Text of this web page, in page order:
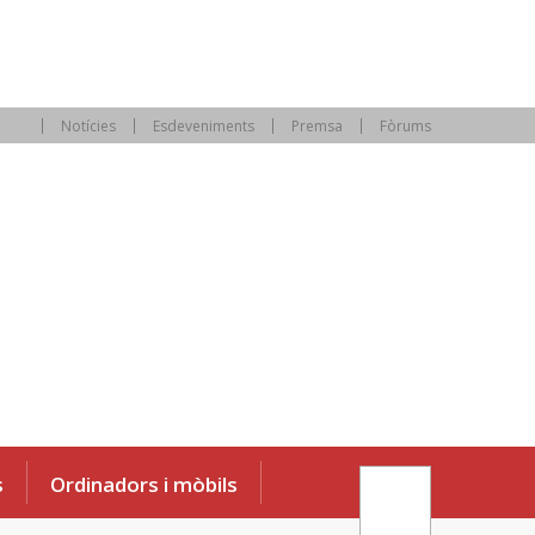
Notícies Esdeveniments Premsa Fòrums
Ordinadors i mòbils